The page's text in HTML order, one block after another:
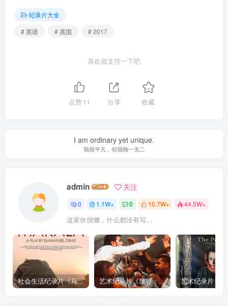
纪录片大全
# 英语
# 英国 # 2017
喜欢就支持一下吧
点赞11 分享 收藏
I am ordinary yet unique.
我很平凡，但我独一无二
admin 关注
0 1.1W+ 0 10.7W+ 44.5W+
这家伙很懒，什么都没有写...
社会生活纪录片《马加拉 Makala》下载 艺术纪录片《世界：新吉普赛之王 This World: The New Gypsy Kings》下载